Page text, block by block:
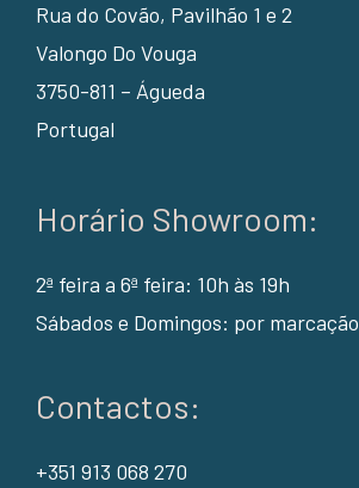
Rua do Covão, Pavilhão 1 e 2
Valongo Do Vouga
3750-811 – Águeda
Portugal
Horário Showroom:
2ª feira a 6ª feira: 10h às 19h
Sábados e Domingos: por marcação
Contactos:
+351 913 068 270